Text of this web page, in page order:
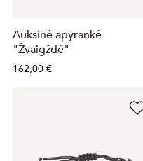
Auksinė apyrankė
"Žvaigždė"
162,00 €